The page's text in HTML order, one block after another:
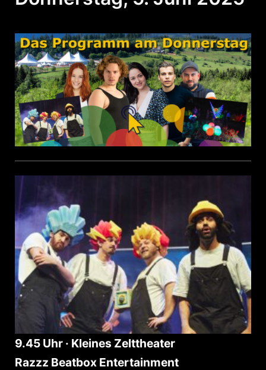
9.45 Uhr · Kleines Zelttheater
Razzz Beatbox Entertainment